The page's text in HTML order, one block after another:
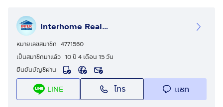
รายละเอียด
ใกล้อิมพีเรียล สำโรง เซ็นทรัลบางนา บิ๊กซี ใกล้โรงพยาบาล
ทหารเรือกรุงเทพ
ขายที่ดินเปล่า ซอยสุรพล2 ถนนสุขุมวิท ถนนริมทางรถไฟ
สายเก่า ตำบลสำโรง อำเภอพระประแดง จังหวัด
สมุทรปราการ
Interhome Realty Estate
หมายเลขสมาชิก 4771560
เป็นสมาชิกมาแล้ว 10 ปี 4 เดือน 15 วัน
ยืนยันบัญชีผ่าน
LINE โทร แชท